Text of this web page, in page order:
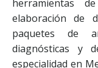
herramientas
elaboración de
paquetes de
diagnósticas y
especialidad en